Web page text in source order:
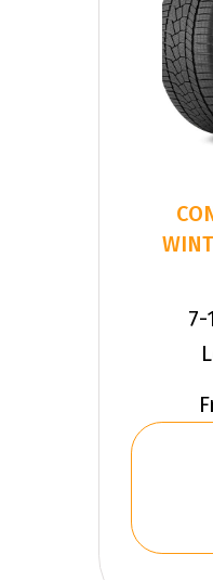
7-